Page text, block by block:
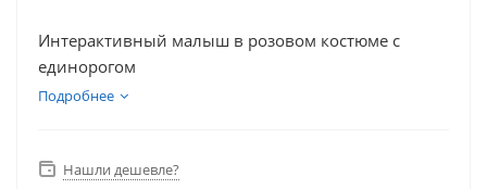
Интерактивный малыш в розовом костюме c
единорогом
Подробнее
Нашли дешевле?